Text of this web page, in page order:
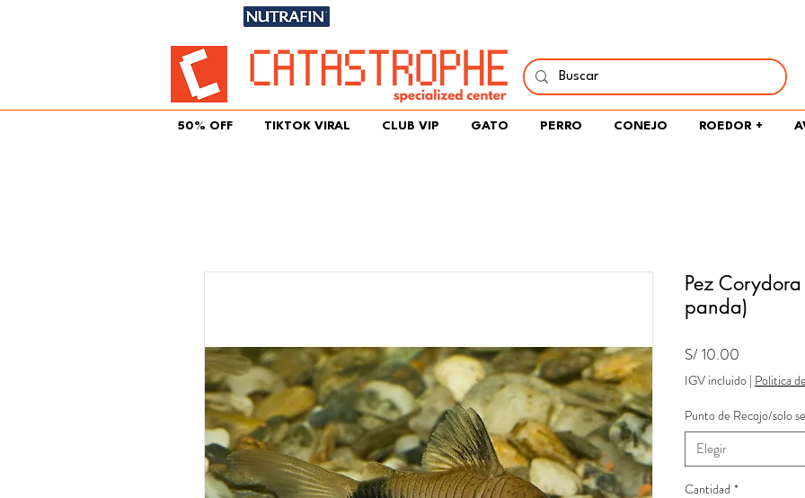
50% OFF TIKTOK VIRAL CLUB VIP GATO PERRO CONEJO ROEDOR +
Pez
panda)
S/ 10.00
IGV incluido | Politica
Punto de Recojo/solo
Elegir
Cantidad *